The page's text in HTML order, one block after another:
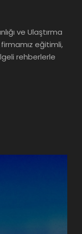
ve Ulaştırma
eğitimli,
rehberlerle